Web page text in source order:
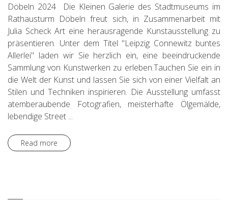
Döbeln 2024 Die Kleinen Galerie des Stadtmuseums im
Rathausturm Döbeln freut sich, in Zusammenarbeit mit
Julia Scheck Art eine herausragende Kunstausstellung zu
präsentieren. Unter dem Titel "Leipzig Connewitz buntes
Allerlei" laden wir Sie herzlich ein, eine beeindruckende
Sammlung von Kunstwerken zu erleben.Tauchen Sie ein in
die Welt der Kunst und lassen Sie sich von einer Vielfalt an
Stilen und Techniken inspirieren. Die Ausstellung umfasst
atemberaubende Fotografien, meisterhafte Ölgemälde,
lebendige Street ...
Read more